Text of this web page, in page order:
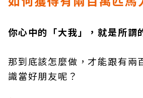
你心中的「大我」，就是所謂
那到底該怎麼做，才能跟有兩
識當好朋友呢？